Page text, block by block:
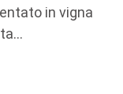
in vigna